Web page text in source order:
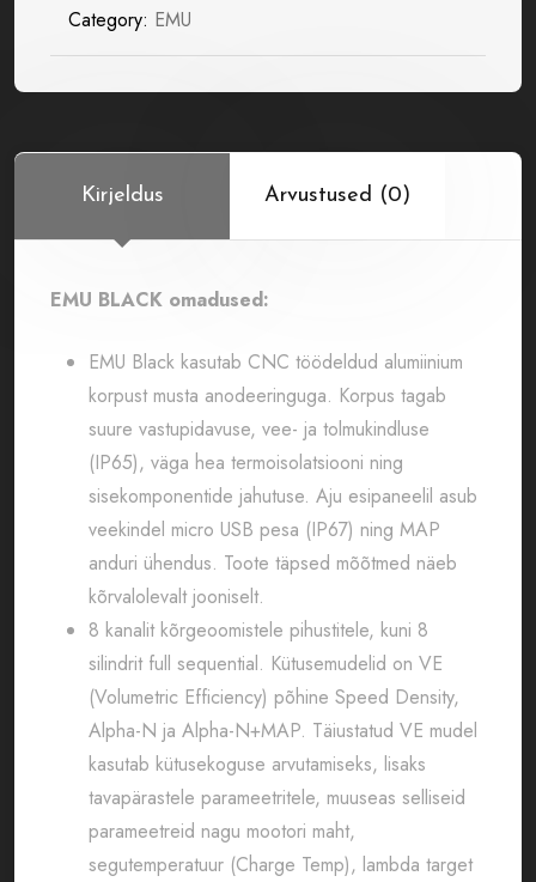
Category: EMU
Kirjeldus Arvustused (0)
EMU BLACK omadused:
EMU Black kasutab CNC töödeldud alumiinium
korpust musta anodeeringuga. Korpus tagab
suure vastupidavuse, vee- ja tolmukindluse
(IP65), väga hea termoisolatsiooni ning
sisekomponentide jahutuse. Aju esipaneelil asub
veekindel micro USB pesa (IP67) ning MAP
anduri ühendus. Toote täpsed mõõtmed näeb
kõrvalolevalt jooniselt.
8 kanalit kõrgeoomistele pihustitele, kuni 8
silindrit full sequential. Kütusemudelid on VE
(Volumetric Efficiency) põhine Speed Density,
Alpha-N ja Alpha-N+MAP. Täiustatud VE mudel
kasutab kütusekoguse arvutamiseks, lisaks
tavapärastele parameetritele, muuseas selliseid
parameetreid nagu mootori maht,
segutemperatuur (Charge Temp), lambda target